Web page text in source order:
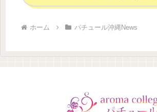
ホーム パチュール沖縄News